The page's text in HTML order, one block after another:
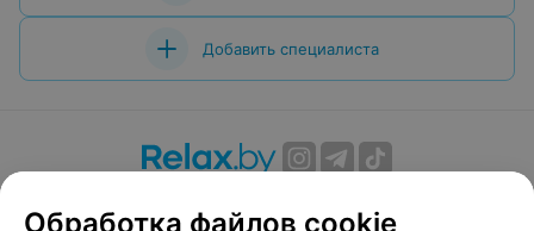
Добавить специалиста
Обработка файлов cookie